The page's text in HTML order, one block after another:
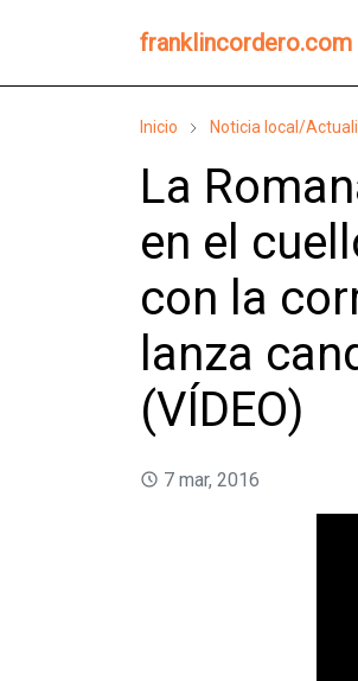
franklincordero.com
Inicio Noticia local/
La
en el
con la
lanza
(VÍDEO)
7 mar, 2016